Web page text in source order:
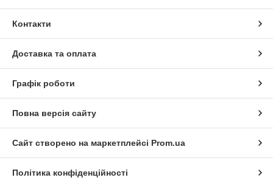
Контакти
Доставка та оплата
Графік роботи
Повна версія сайту
Сайт створено на маркетплейсі Prom.ua
Політика конфіденційності